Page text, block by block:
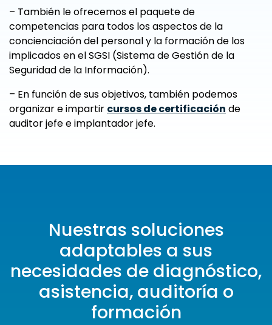
– También le ofrecemos el paquete de
competencias para todos los aspectos de la
concienciación del personal y la formación de los
implicados en el SGSI (Sistema de Gestión de la
Seguridad de la Información).
– En función de sus objetivos, también podemos
organizar e impartir cursos de certificación de
auditor jefe e implantador jefe.
Nuestras soluciones
adaptables a sus
necesidades de diagnóstico,
asistencia, auditoría o
formación